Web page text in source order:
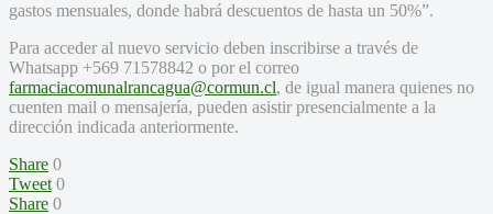
gastos mensuales, donde habrá descuentos de hasta un 50%”.
Para acceder al nuevo servicio deben inscribirse a través de
Whatsapp +569 71578842 o por el correo
farmaciacomunalrancagua@cormun.cl, de igual manera quienes no
cuenten mail o mensajería, pueden asistir presencialmente a la
dirección indicada anteriormente.
Share 0
Tweet 0
Share 0